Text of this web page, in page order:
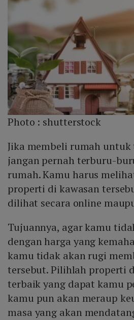
Photo : shutterstock
Jika membeli rumah
jangan pernah terburu-
rumah. Kamu harus
properti di kawasan
dilihat secara online
Tujuannya, agar kamu
dengan harga yang
kamu tidak akan rugi
tersebut. Pilihlah properti
terbaik yang dapat kamu
kamu pun akan meraup
masa yang akan